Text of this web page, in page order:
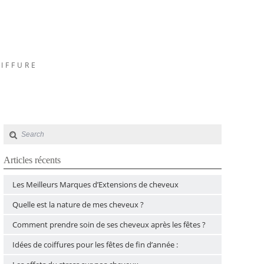
Articles récents
Les Meilleurs Marques d’Extensions de cheveux
Quelle est la nature de mes cheveux ?
Comment prendre soin de ses cheveux après les fêtes ?
Idées de coiffures pour les fêtes de fin d’année :